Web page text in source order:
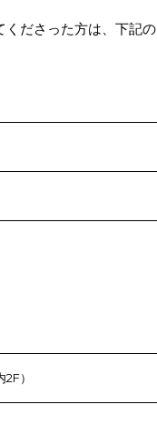
ださった方は、下記の
）